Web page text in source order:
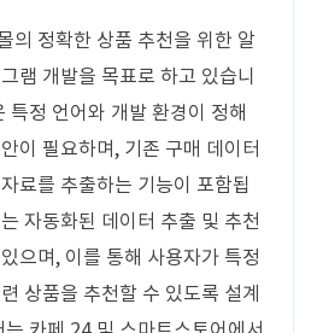
의 정확한 상품 추천을 위한 알
램 개발을 목표로 하고 있습니
특정 언어와 개발 환경이 정해
이 필요하며, 기존 구매 데이터
료를 추출하는 기능이 포함됩
자동화된 데이터 추출 및 추천
으며, 이를 통해 사용자가 특정
상품을 추천할 수 있도록 설계